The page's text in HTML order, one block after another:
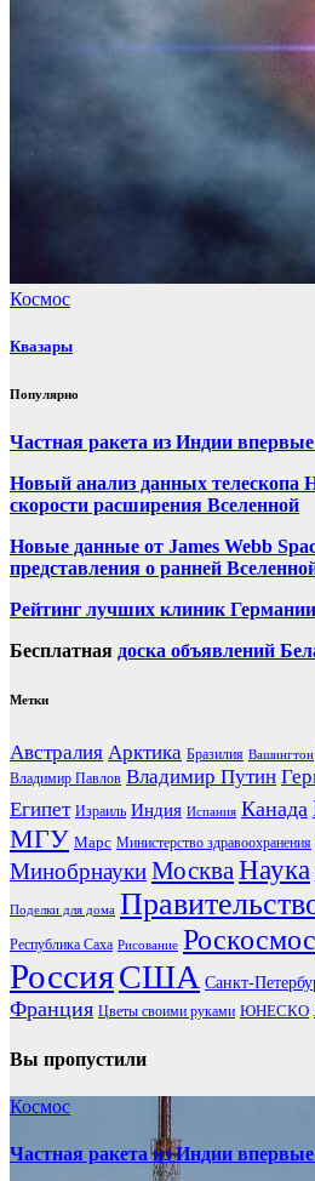
Космос
Квазары
Популярно
Частная ракета из Индии
Новый анализ данных телескопа
скорости расширения Вселенной
Новые данные от James Webb
представления о ранней
Рейтинг лучших клиник Германии
Бесплатная доска объявлений
Метки
Австралия Арктика Бразилия Вашингтон
Владимир Павлов Владимир Путин
Египет Израиль Индия Испания Канада
МГУ Марс Министерство здравоохранения
МинобрнаукиМоскваНаука
Поделки для дома
Республика Саха Рисование Роскосмос
РоссияСША Санкт-
Франция Цветы своими руками ЮНЕСКО
Вы пропустили
Космос
Частная ракета из Индии